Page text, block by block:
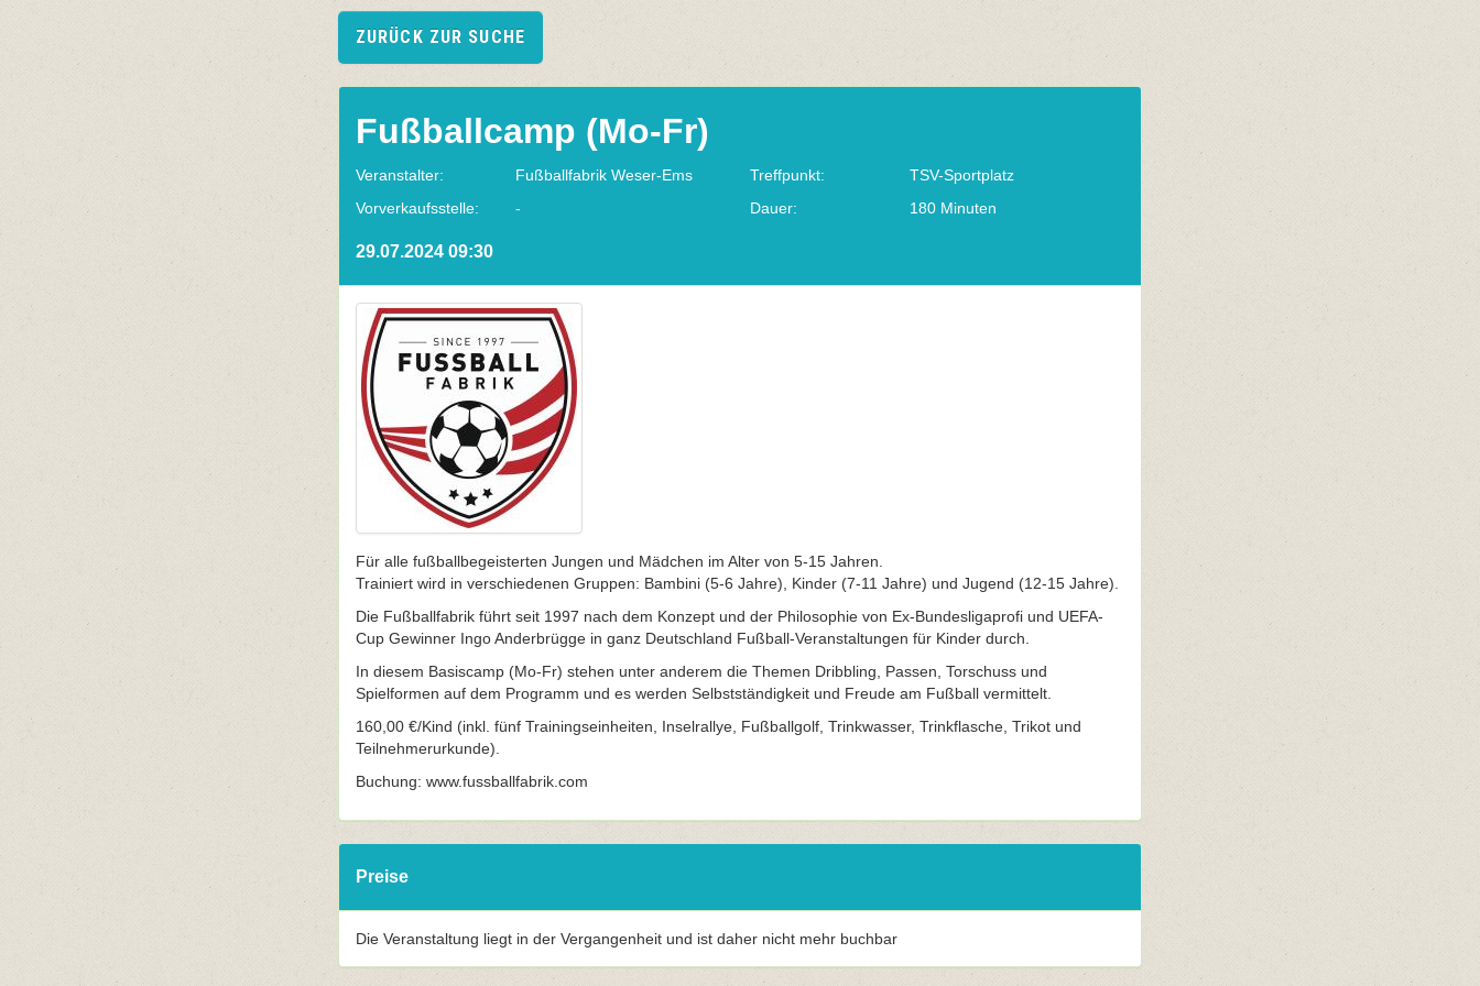
ZURÜCK ZUR SUCHE
Fußballcamp (Mo-Fr)
Veranstalter: Fußballfabrik Weser-Ems Treffpunkt:
TSV-Sportplatz
Vorverkaufsstelle:
- Dauer: 180 Minuten
29.07.2024 09:30
Für alle fußballbegeisterten Jungen und Mädchen im Alter von 5-15 Jahren.
Trainiert wird in verschiedenen Gruppen: Bambini (5-6 Jahre), Kinder (7-11 Jahre) und Jugend (12-15 Jahre).
Die Fußballfabrik führt seit 1997 nach dem Konzept und der Philosophie von Ex-Bundesligaprofi und UEFA-
Cup Gewinner Ingo Anderbrügge in ganz Deutschland Fußball-Veranstaltungen für Kinder durch.
In diesem Basiscamp (Mo-Fr) stehen unter anderem die Themen Dribbling, Passen, Torschuss und
Spielformen auf dem Programm und es werden Selbstständigkeit und Freude am Fußball vermittelt.
160,00 €/Kind (inkl. fünf Trainingseinheiten, Inselrallye, Fußballgolf, Trinkwasser, Trinkflasche, Trikot und
Teilnehmerurkunde).
Buchung: www.fussballfabrik.com
Preise
Die Veranstaltung liegt in der Vergangenheit und ist daher nicht mehr buchbar